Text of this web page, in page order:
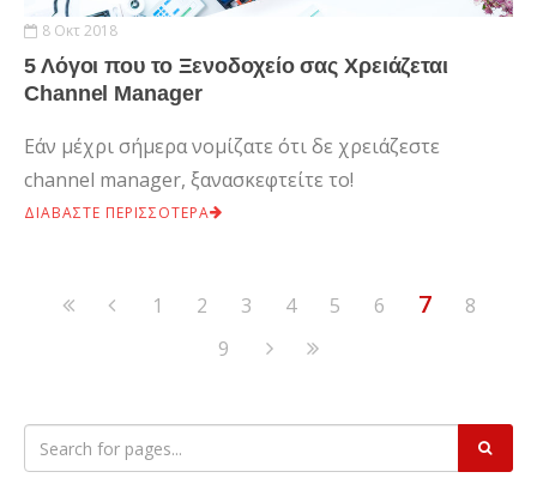
8 Οκτ 2018
5 Λόγοι που το Ξενοδοχείο σας Χρειάζεται
Channel Manager
Εάν μέχρι σήμερα νομίζατε ότι δε χρειάζεστε
channel manager, ξανασκεφτείτε το!
ΔΙΑΒΑΣΤΕ ΠΕΡΙΣΣΟΤΕΡΑ
1 2 3 4 5 6 7
8
9